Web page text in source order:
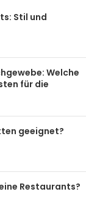
Stil und
Welche
für die
geeignet?
Restaurants?